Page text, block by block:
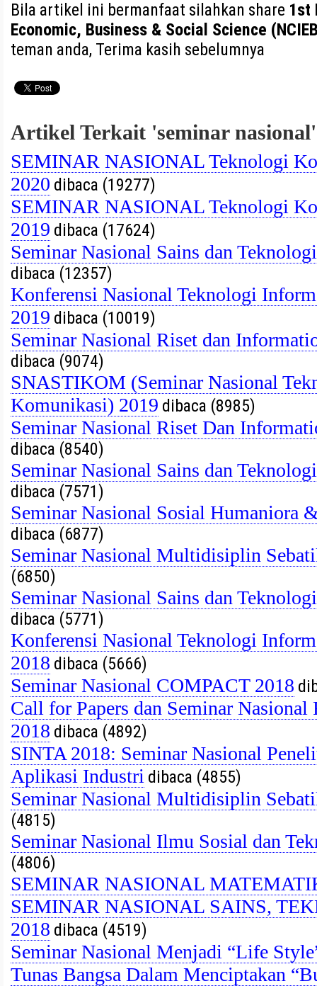
Bila artikel ini bermanfaat silahkan share 1st
Economic, Business & Social Science
teman anda, Terima kasih sebelumnya
Artikel Terkait 'seminar nasional'
SEMINAR NASIONAL Teknologi
2020 dibaca (19277)
SEMINAR NASIONAL Teknologi
2019 dibaca (17624)
Seminar Nasional Sains dan
dibaca (12357)
Konferensi Nasional Teknologi
2019 dibaca (10019)
Seminar Nasional Riset dan
dibaca (9074)
SNASTIKOM (Seminar Nasional
Komunikasi) 2019 dibaca (8985)
Seminar Nasional Riset Dan
dibaca (8540)
Seminar Nasional Sains dan
dibaca (7571)
Seminar Nasional Sosial Humaniora
dibaca (6877)
Seminar Nasional Multidisiplin
(6850)
Seminar Nasional Sains dan
dibaca (5771)
Konferensi Nasional Teknologi
2018 dibaca (5666)
Seminar Nasional COMPACT 2018
Call for Papers dan Seminar
2018 dibaca (4892)
SINTA 2018: Seminar Nasional
Aplikasi Industri dibaca (4855)
Seminar Nasional Multidisiplin
(4815)
Seminar Nasional Ilmu Sosial dan
(4806)
SEMINAR NASIONAL
SEMINAR NASIONAL SAINS,
2018 dibaca (4519)
Seminar Nasional Menjadi “Life
Tunas Bangsa Dalam Menciptakan